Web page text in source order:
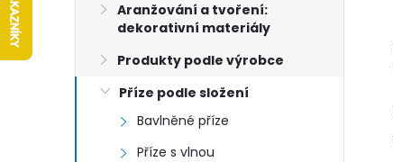
Aranžování a tvoření:
dekorativní materiály
Produkty podle výrobce
Příze podle složení
Bavlněné příze
Příze s vlnou